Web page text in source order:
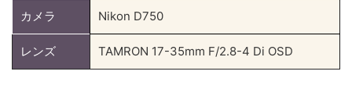
カメラ Nikon D750
レンズ TAMRON 17-35mm F/2.8-4 Di OSD